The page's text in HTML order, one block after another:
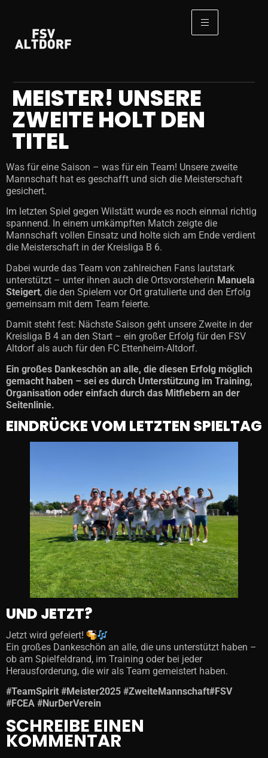
MEISTER! UNSERE
ZWEITE HOLT DEN
TITEL
Was für eine Saison – was für ein Team! Unsere zweite
Mannschaft hat es geschafft und sich die Meisterschaft
gesichert.
Im letzten Spiel gegen Wilstätt wurde es noch einmal richtig
spannend. In einem umkämpften Match zeigte die
Mannschaft vollen Einsatz und holte sich am Ende verdient
die Meisterschaft in der Kreisliga B 6.
Dabei wurde das Team von zahlreichen Fans lautstark
unterstützt – unter ihnen auch die Ortsvorsteherin Manuela
Steigert, die den Spielern vor Ort gratulierte und den Erfolg
gemeinsam mit dem Team feierte.
Damit steht fest: Nächste Saison geht unsere Zweite in der
Kreisliga B 4 an den Start – ein großer Erfolg für den FSV
Altdorf als auch für den FC Ettenheim-Altdorf.
Ein großes Dankeschön an alle, die diesen Erfolg möglich
gemacht haben – sei es durch Unterstützung im Training,
Organisation oder einfach durch das Mitfiebern an der
Seitenlinie.
EINDRÜCKE VOM LETZTEN SPIELTAG
UND JETZT?
Jetzt wird gefeiert!
Ein großes Dankeschön an alle, die uns unterstützt haben –
ob am Spielfeldrand, im Training oder bei jeder
Herausforderung, die wir als Team gemeistert haben.
#TeamSpirit #Meister2025 #ZweiteMannschaft#FSV
#FCEA #NurDerVerein
SCHREIBE EINEN
KOMMENTAR